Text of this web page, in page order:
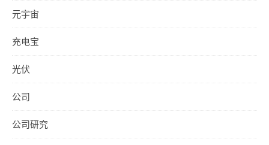
元宇宙
充电宝
光伏
公司
公司研究